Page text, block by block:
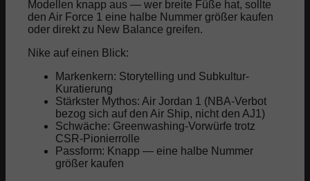
Modellen knapp aus — wer breite Füße hat, sollte
den Air Force 1 eine halbe Nummer größer kaufen
oder direkt zu New Balance greifen.
Nike auf einen Blick:
Markenkern: Storytelling und Subkultur-
Kuratierung
Stärkster Mythos: Air Jordan 1 (NBA-Verbot
bezog sich auf den Air Ship, nicht den AJ1)
Schwäche: Greenwashing-Vorwürfe trotz
CSR-Pionierrolle
Passform: Knapp — eine halbe Nummer
größer kaufen